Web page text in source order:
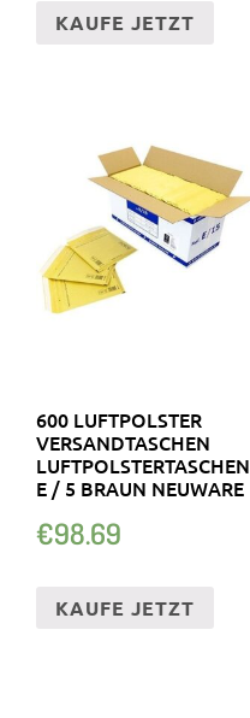
KAUFE JETZT
600 LUFTPOLSTER
VERSANDTASCHEN
LUFTPOLSTERTASCHEN
E / 5 BRAUN NEUWARE
€98.69
KAUFE JETZT